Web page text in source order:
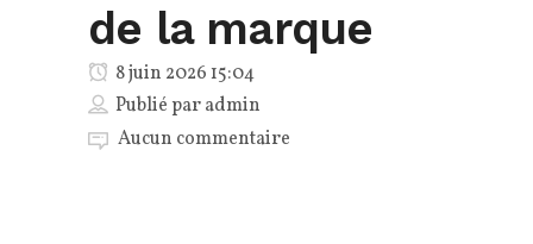
de la marque
8 juin 2026 15:04
Publié paradmin
Aucun commentaire